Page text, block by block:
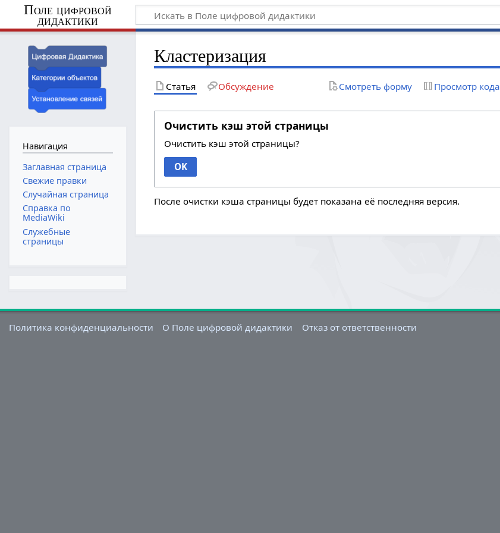
Поле цифровой
дидактики
Кластеризация
Статья Обсуждение Смотреть форму Просмотр кода
Очистить кэш этой страницы
Очистить кэш этой страницы?
OK
После очистки кэша страницы будет показана её последняя версия.
Навигация
Заглавная страница
Свежие правки
Случайная страница
Справка по
MediaWiki
Служебные
страницы
Политика конфиденциальности О Поле цифровой дидактики Отказ от ответственности